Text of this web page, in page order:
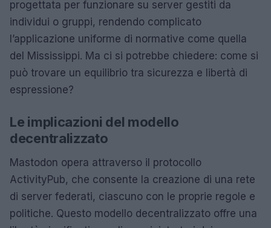
progettata per funzionare su server gestiti da
individui o gruppi, rendendo complicato
l’applicazione uniforme di normative come quella
del Mississippi. Ma ci si potrebbe chiedere: come si
può trovare un equilibrio tra sicurezza e libertà di
espressione?
Le implicazioni del modello
decentralizzato
Mastodon opera attraverso il protocollo
ActivityPub, che consente la creazione di una rete
di server federati, ciascuno con le proprie regole e
politiche. Questo modello decentralizzato offre una